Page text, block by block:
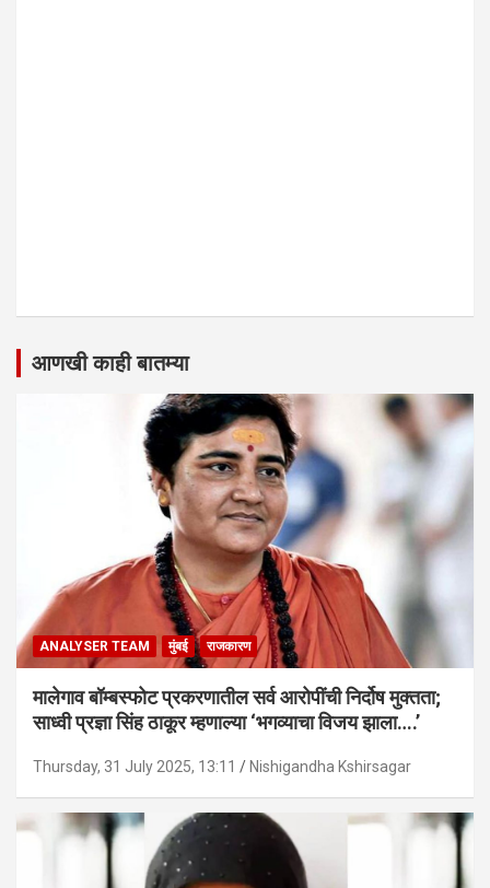
आणखी काही बातम्या
ANALYSER TEAM मुंबई राजकारण
मालेगाव बॉम्बस्फोट प्रकरणातील सर्व आरोपींची निर्दोष मुक्तता;
साध्वी प्रज्ञा सिंह ठाकूर म्हणाल्या ‘भगव्याचा विजय झाला….’
Thursday, 31 July 2025, 13:11 Nishigandha Kshirsagar